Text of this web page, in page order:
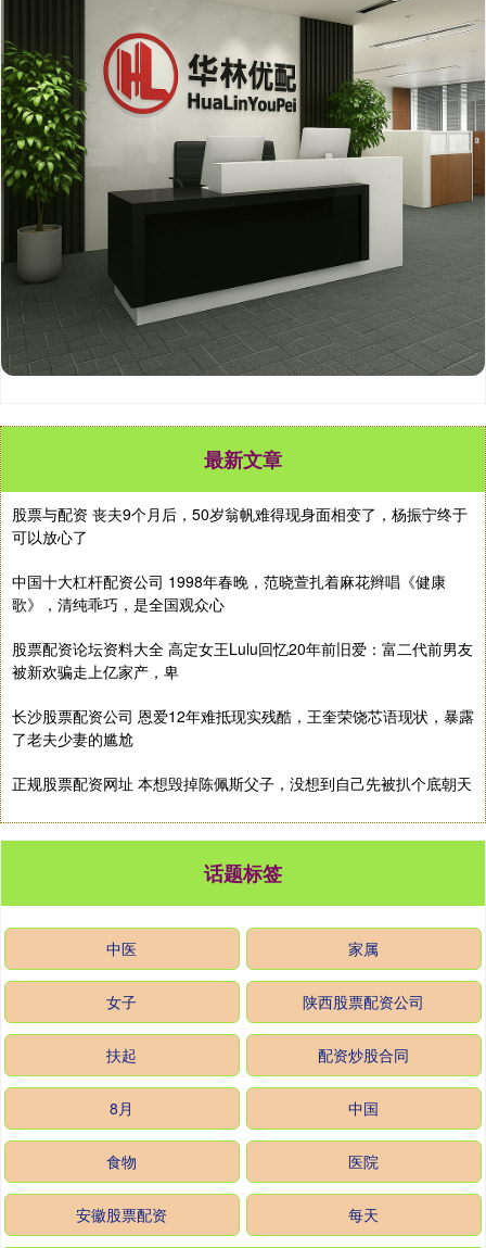
最新文章
股票与配资 丧夫9个月后，50岁翁帆难得现身面相变了，杨振宁终于
可以放心了
中国十大杠杆配资公司 1998年春晚，范晓萱扎着麻花辫唱《健康
歌》，清纯乖巧，是全国观众心
股票配资论坛资料大全 高定女王Lulu回忆20年前旧爱：富二代前男友
被新欢骗走上亿家产，卑
长沙股票配资公司 恩爱12年难抵现实残酷，王奎荣饶芯语现状，暴露
了老夫少妻的尴尬
正规股票配资网址 本想毁掉陈佩斯父子，没想到自己先被扒个底朝天
话题标签
中医 家属
女子 陕西股票配资公司
扶起 配资炒股合同
8月 中国
食物 医院
安徽股票配资 每天